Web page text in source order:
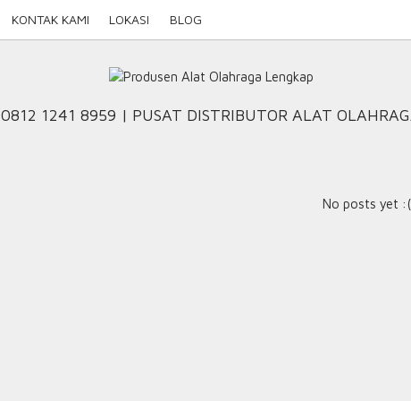
KONTAK KAMI LOKASI BLOG
0812 1241 8959 | PUSAT DISTRIBUTOR ALAT
No posts yet :(